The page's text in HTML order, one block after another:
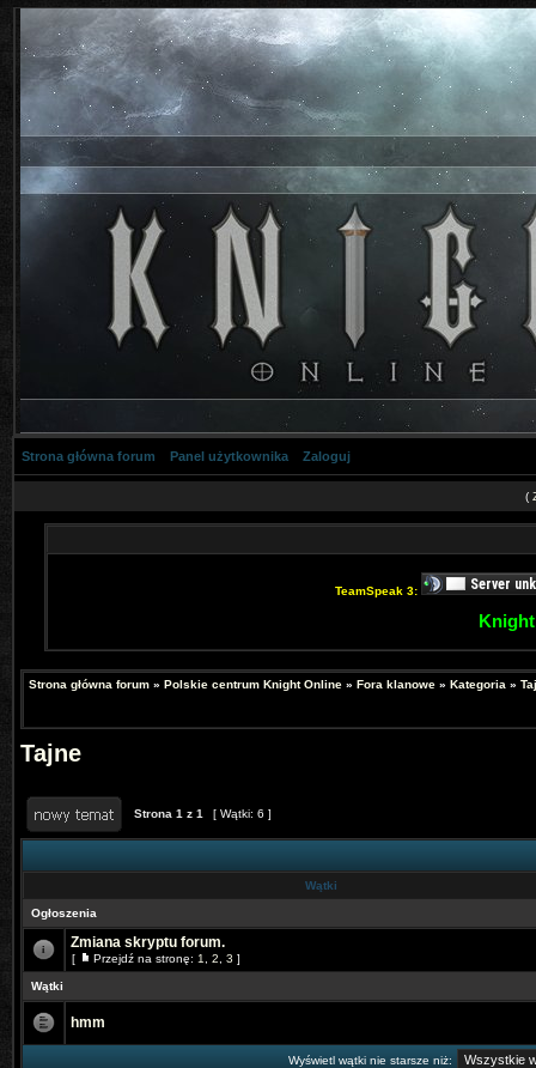
Strona główna forum Panel użytkownika Zaloguj
(
TeamSpeak 3:
Strona główna forum » Polskie centrum Knight Online » Fora klanowe » Kategoria »
Tajne
Strona 1 z 1 [ Wątki: 6 ]
Wątki
Ogłoszenia
Zmiana skryptu forum.
[ Przejdź na stronę: 1 2 3 ]
Wątki
hmm
Wyświetl wątki nie starsze niż: